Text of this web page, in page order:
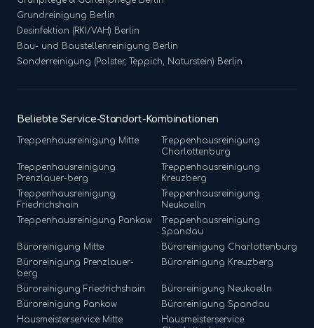
Grundreinigung Berlin
Desinfektion (RKI/VAH) Berlin
Bau- und Baustellenreinigung Berlin
Sonderreinigung (Polster, Teppich, Naturstein) Berlin
Beliebte Service-Standort-Kombinationen
Treppenhausreinigung Mitte
Treppenhausreinigung
Charlottenburg
Treppenhausreinigung
Prenzlauer-berg
Treppenhausreinigung
Kreuzberg
Treppenhausreinigung
Friedrichshain
Treppenhausreinigung
Neukoelln
Treppenhausreinigung Pankow
Treppenhausreinigung
Spandau
Büroreinigung Mitte Büroreinigung Charlottenburg
Büroreinigung Prenzlauer-
berg
Büroreinigung Kreuzberg
Büroreinigung Friedrichshain Büroreinigung Neukoelln
Büroreinigung Pankow Büroreinigung Spandau
Hausmeisterservice Mitte
Hausmeisterservice